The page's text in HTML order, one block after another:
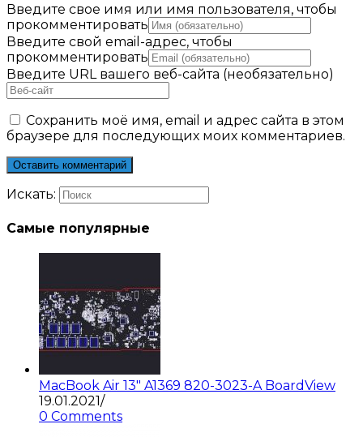
Введите свое имя или имя пользователя, чтобы
прокомментировать
Введите свой email-адрес, чтобы
прокомментировать
Введите URL вашего веб-сайта (необязательно)
Сохранить моё имя, email и адрес сайта в этом
браузере для последующих моих комментариев.
Искать:
Самые популярные
MacBook Air 13″ A1369 820-3023-A BoardView
19.01.2021/
0 Comments